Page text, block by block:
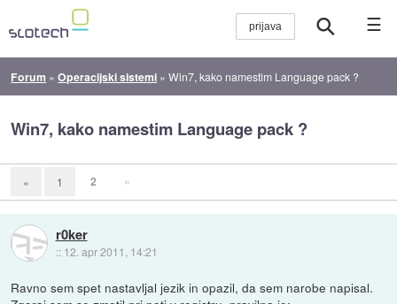
☰
Forum »Operacijski sistemi »Win7, kako namestim Language pack ?
Win7, kako namestim Language pack ?
« 1 2 »
r0ker
:: 12. apr 2011, 14:21
Ravno sem spet nastavljal jezik in opazil, da sem narobe napisal.